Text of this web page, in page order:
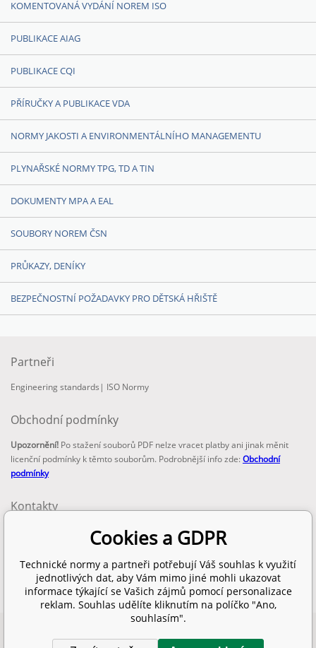
KOMENTOVANÁ VYDÁNÍ NOREM ISO
PUBLIKACE AIAG
PUBLIKACE CQI
PŘÍRUČKY A PUBLIKACE VDA
NORMY JAKOSTI A ENVIRONMENTÁLNÍHO MANAGEMENTU
PLYNAŘSKÉ NORMY TPG, TD A TIN
DOKUMENTY MPA A EAL
SOUBORY NOREM ČSN
PRŮKAZY, DENÍKY
BEZPEČNOSTNÍ POŽADAVKY PRO DĚTSKÁ HŘIŠTĚ
Partneři
Engineering standards | ISO Normy
Obchodní podmínky
Upozornění! Po stažení souborů PDF nelze vracet platby ani jinak měnit
licenční podmínky k těmto souborům. Podrobnější info zde:Obchodní
podmínky
Kontakty
info@technickenormy.cz
obchod@technickenormy.cz
Telefon:
+420 377 387 684
Cookies a GDPR
Technické normy a partneři potřebují Váš souhlas k využití
jednotlivých dat, aby Vám mimo jiné mohli ukazovat
informace týkající se Vašich zájmů pomocí personalizace
reklam. Souhlas udělíte kliknutím na políčko "Ano,
souhlasím".